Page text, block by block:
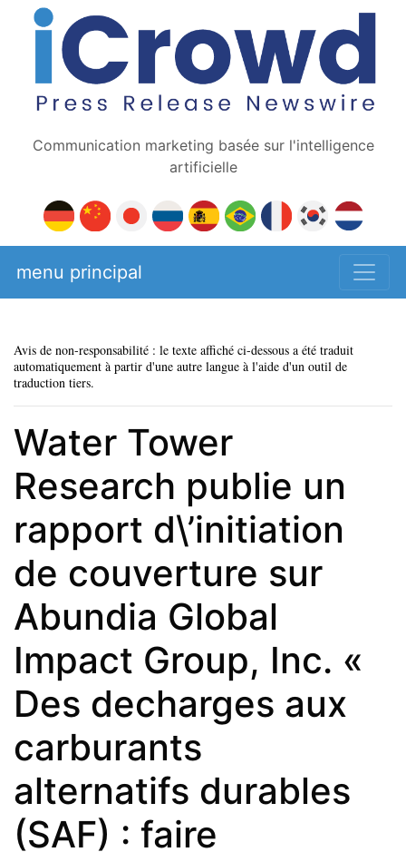
Communication marketing basée sur l'intelligence
artificielle
menu principal
Avis de non-responsabilité : le texte affiché ci-dessous a été traduit
automatiquement à partir d'une autre langue à l'aide d'un outil de
traduction tiers.
Water Tower
Research publie un
rapport d\’initiation
de couverture sur
Abundia Global
Impact Group, Inc. «
Des decharges aux
carburants
alternatifs durables
(SAF) : faire